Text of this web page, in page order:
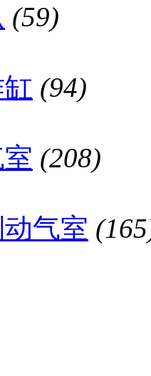
(59)
(94)
(208)
气室